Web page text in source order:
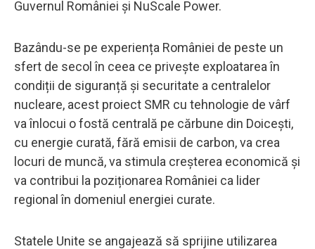
Guvernul României și NuScale Power.
Bazându-se pe experiența României de peste un
sfert de secol în ceea ce privește exploatarea în
condiții de siguranță și securitate a centralelor
nucleare, acest proiect SMR cu tehnologie de vârf
va înlocui o fostă centrală pe cărbune din Doicești,
cu energie curată, fără emisii de carbon, va crea
locuri de muncă, va stimula creșterea economică și
va contribui la poziționarea României ca lider
regional în domeniul energiei curate.
Statele Unite se angajează să sprijine utilizarea